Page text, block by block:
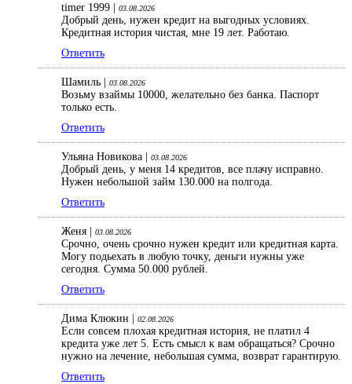
timer 1999 | 03.08.2026
Добрый день, нужен кредит на выгодных условиях.
Кредитная история чистая, мне 19 лет. Работаю.
Ответить
Шамиль | 03.08.2026
Возьму взаймы 10000, желательно без банка. Паспорт
только есть.
Ответить
Ульяна Новикова | 03.08.2026
Добрый день, у меня 14 кредитов, все плачу исправно.
Нужен небольшой займ 130.000 на полгода.
Ответить
Женя | 03.08.2026
Срочно, очень срочно нужен кредит или кредитная карта.
Могу подьехать в любую точку, деньги нужны уже
сегодня. Сумма 50.000 рублей.
Ответить
Дима Клюкин | 02.08.2026
Если совсем плохая кредитная история, не платил 4
кредита уже лет 5. Есть смысл к вам обращаться? Срочно
нужно на лечение, небольшая сумма, возврат гарантирую.
Ответить